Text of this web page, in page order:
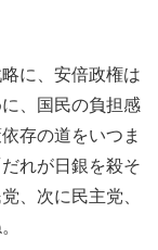
に、安倍政権は
、国民の負担感
存の道をいつま
れが日銀を殺そ
、次に民主党、